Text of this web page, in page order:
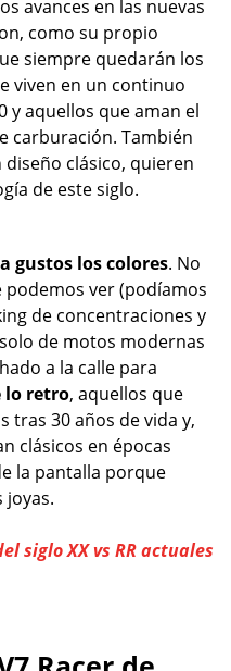
avances en las nuevas
como su propio
siempre quedarán los
viven en un continuo
y aquellos que aman el
carburación. También
clásico, quieren
de este siglo.
gustos los colores. No
ver (podíamos
de concentraciones y
de motos modernas
a la calle para
lo retro, aquellos que
tras 30 años de vida y,
clásicos en épocas
la pantalla porque
siglo XX vs RR actuales